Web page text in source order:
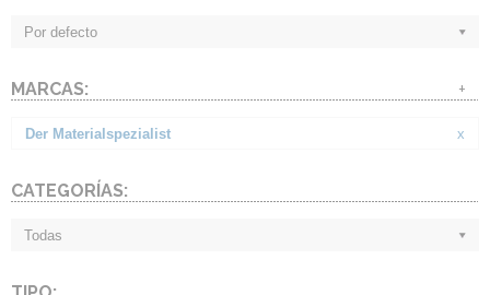
Por defecto
MARCAS: +
Der Materialspezialist x
CATEGORÍAS:
Todas